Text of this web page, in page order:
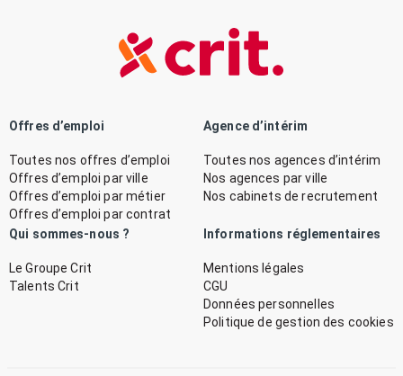
Offres d’emploi
Toutes nos offres d’emploi
Offres d’emploi par ville
Offres d’emploi par métier
Offres d’emploi par contrat
Agence d’intérim
Toutes nos agences d’intérim
Nos agences par ville
Nos cabinets de recrutement
Qui sommes-nous ?
Le Groupe Crit
Talents Crit
Informations réglementaires
Mentions légales
CGU
Données personnelles
Politique de gestion des cookies